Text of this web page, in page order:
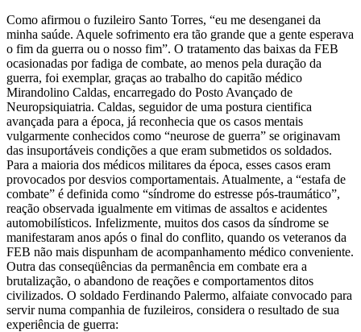
Como afirmou o fuzileiro Santo Torres, “eu me desenganei da
minha saúde. Aquele sofrimento era tão grande que a gente esperava
o fim da guerra ou o nosso fim”. O tratamento das baixas da FEB
ocasionadas por fadiga de combate, ao menos pela duração da
guerra, foi exemplar, graças ao trabalho do capitão médico
Mirandolino Caldas, encarregado do Posto Avançado de
Neuropsiquiatria. Caldas, seguidor de uma postura cientifica
avançada para a época, já reconhecia que os casos mentais
vulgarmente conhecidos como “neurose de guerra” se originavam
das insuportáveis condições a que eram submetidos os soldados.
Para a maioria dos médicos militares da época, esses casos eram
provocados por desvios comportamentais. Atualmente, a “estafa de
combate” é definida como “síndrome do estresse pós-traumático”,
reação observada igualmente em vitimas de assaltos e acidentes
automobilísticos. Infelizmente, muitos dos casos da síndrome se
manifestaram anos após o final do conflito, quando os veteranos da
FEB não mais dispunham de acompanhamento médico conveniente.
Outra das conseqüências da permanência em combate era a
brutalização, o abandono de reações e comportamentos ditos
civilizados. O soldado Ferdinando Palermo, alfaiate convocado para
servir numa companhia de fuzileiros, considera o resultado de sua
experiência de guerra: